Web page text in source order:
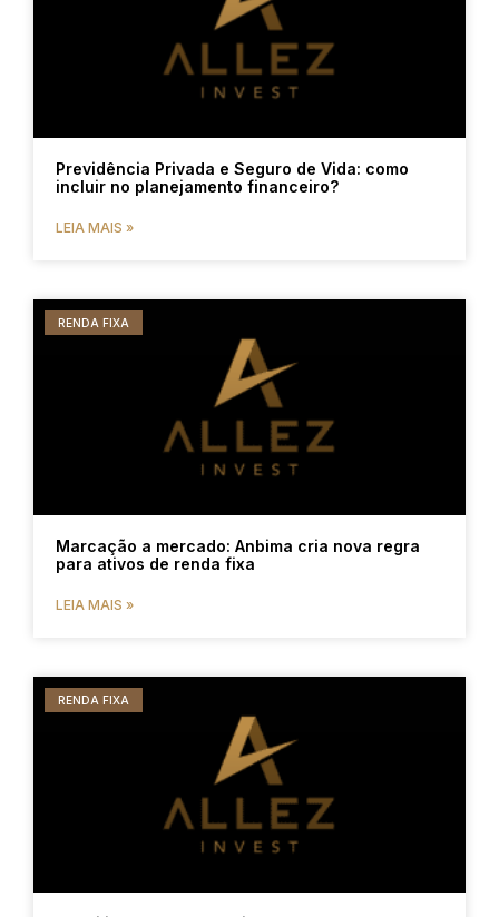
Previdência Privada e Seguro de Vida: como
incluir no planejamento financeiro?
LEIA MAIS »
RENDA FIXA
Marcação a mercado: Anbima cria nova regra
para ativos de renda fixa
LEIA MAIS »
RENDA FIXA